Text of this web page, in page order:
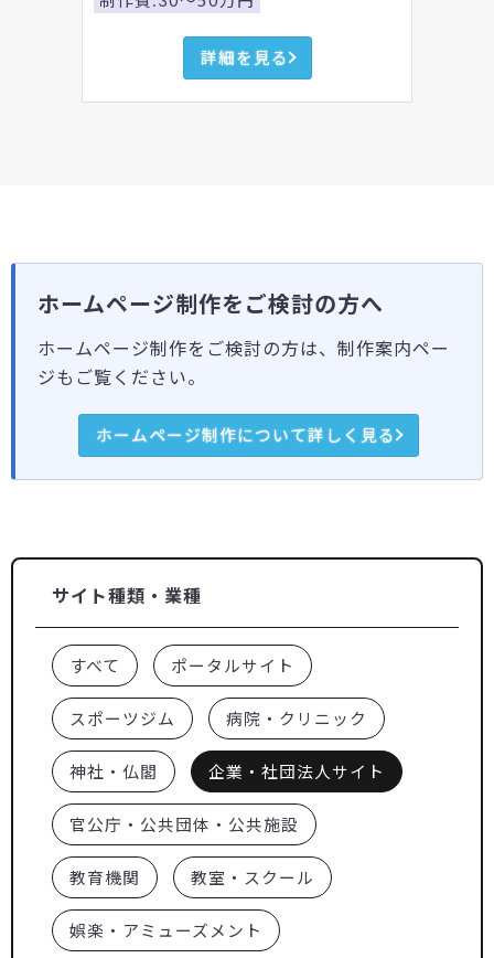
詳細を見る
ホームページ制作をご検討の方へ
ホームページ制作をご検討の方は、制作案内ペー
ジもご覧ください。
ホームページ制作について詳しく見る
サイト種類・業種
すべて ポータルサイト
スポーツジム 病院・クリニック
神社・仏閣 企業・社団法人サイト
官公庁・公共団体・公共施設
教育機関 教室・スクール
娯楽・アミューズメント